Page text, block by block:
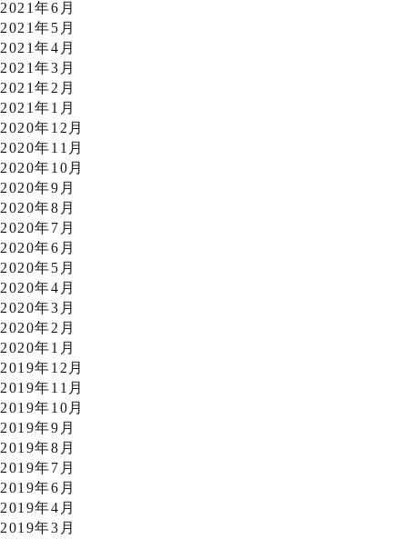
2021年6月
2021年5月
2021年4月
2021年3月
2021年2月
2021年1月
2020年12月
2020年11月
2020年10月
2020年9月
2020年8月
2020年7月
2020年6月
2020年5月
2020年4月
2020年3月
2020年2月
2020年1月
2019年12月
2019年11月
2019年10月
2019年9月
2019年8月
2019年7月
2019年6月
2019年4月
2019年3月